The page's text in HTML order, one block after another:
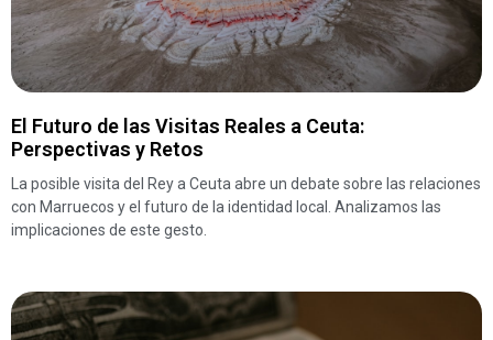
El Futuro de las Visitas Reales a Ceuta:
Perspectivas y Retos
La posible visita del Rey a Ceuta abre un debate sobre las relaciones
con Marruecos y el futuro de la identidad local. Analizamos las
implicaciones de este gesto.